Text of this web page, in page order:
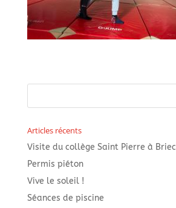
Articles récents
Visite du collège Saint Pierre à Briec
Permis piéton
Vive le soleil !
Séances de piscine